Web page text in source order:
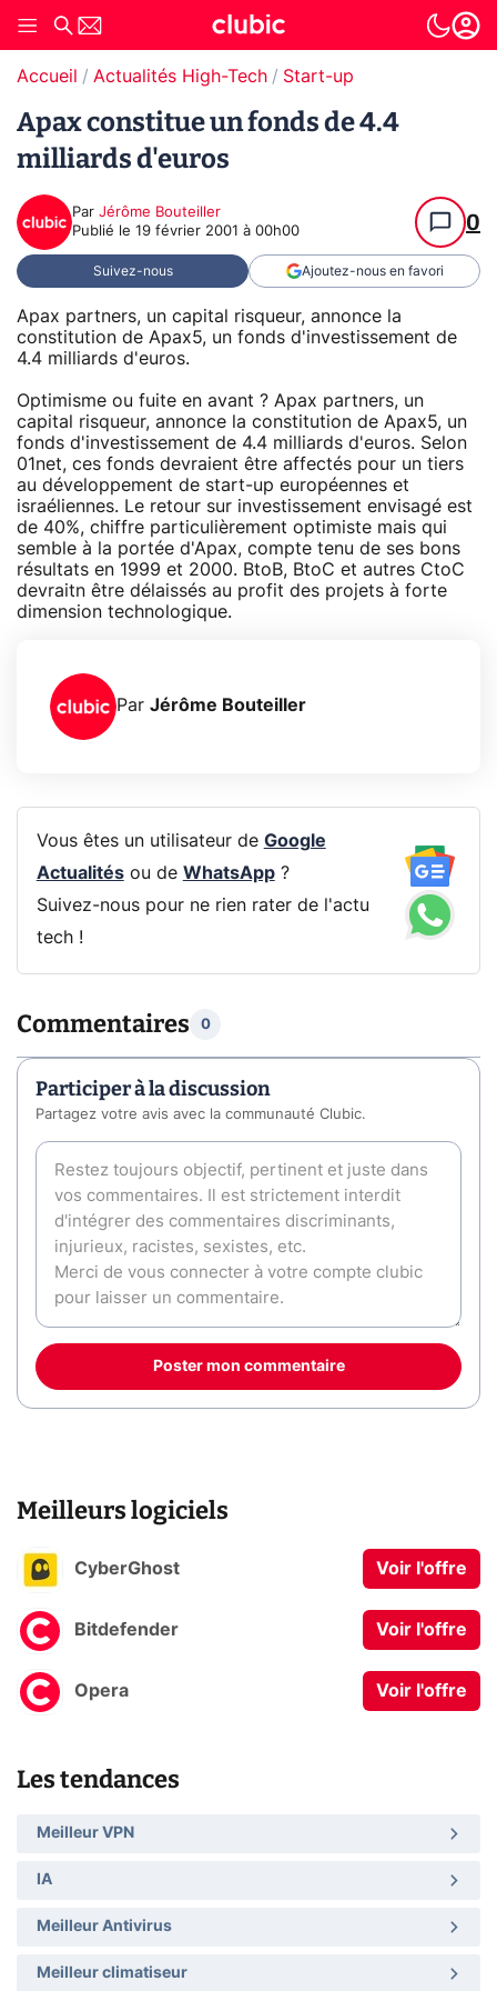
Accueil Actualités High-Tech Start-up
Apax constitue un fonds de 4.4
milliards d'euros
Par Jérôme Bouteiller
Publié le 19 février 2001 à 00h00 0
Suivez-nous Ajoutez-nous en favori
Apax partners, un capital risqueur, annonce la
constitution de Apax5, un fonds d'investissement de
4.4 milliards d'euros.
Optimisme ou fuite en avant ? Apax partners, un
capital risqueur, annonce la constitution de Apax5, un
fonds d'investissement de 4.4 milliards d'euros. Selon
01net, ces fonds devraient être affectés pour un tiers
au développement de start-up européennes et
israéliennes. Le retour sur investissement envisagé est
de 40%, chiffre particulièrement optimiste mais qui
semble à la portée d'Apax, compte tenu de ses bons
résultats en 1999 et 2000. BtoB, BtoC et autres CtoC
devraitn être délaissés au profit des projets à forte
dimension technologique.
Par Jérôme Bouteiller
Vous êtes un utilisateur de Google
Actualitésou de WhatsApp?
Suivez-nous pour ne rien rater de l'actu
tech !
Commentaires 0
Participer à la discussion
Partagez votre avis avec la communauté Clubic.
Poster mon commentaire
Meilleurs logiciels
CyberGhost Voir l'offre
Bitdefender Voir l'offre
Opera Voir l'offre
Les tendances
Meilleur VPN
IA
Meilleur Antivirus
Meilleur climatiseur